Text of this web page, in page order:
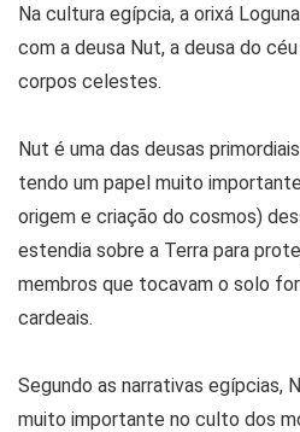
Na cultura egípcia, a orixá
com a deusa Nut, a deusa do
corpos celestes.
Nut é uma das deusas
tendo um papel muito
origem e criação do cosmos)
estendia sobre a Terra para
membros que tocavam o solo
cardeais.
Segundo as narrativas egípcias,
muito importante no culto dos